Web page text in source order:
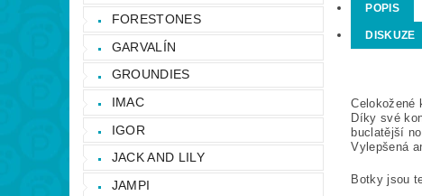
FORESTONES
GARVALÍN
GROUNDIES
IMAC
IGOR
JACK AND LILY
JAMPI
POPIS
DISKUZE
Celokožené
Díky své
buclatější
Vylepšená
Botky jsou